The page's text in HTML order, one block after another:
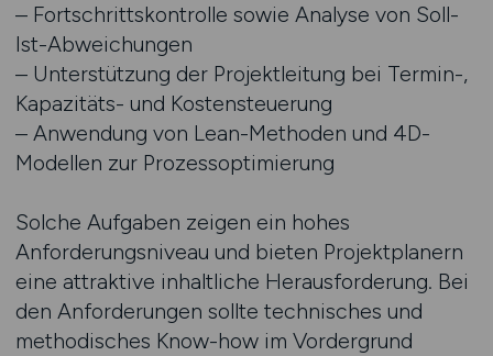
– Fortschrittskontrolle sowie Analyse von Soll-
Ist-Abweichungen
– Unterstützung der Projektleitung bei Termin-,
Kapazitäts- und Kostensteuerung
– Anwendung von Lean-Methoden und 4D-
Modellen zur Prozessoptimierung
Solche Aufgaben zeigen ein hohes
Anforderungsniveau und bieten Projektplanern
eine attraktive inhaltliche Herausforderung. Bei
den Anforderungen sollte technisches und
methodisches Know-how im Vordergrund